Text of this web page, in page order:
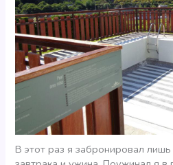
В этот раз я забронировал